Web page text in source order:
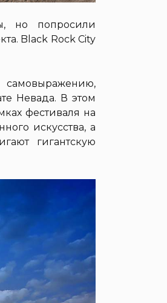
но попросили
Black Rock City
Невада. В этом
фестиваля на
искусства, а
гигантскую